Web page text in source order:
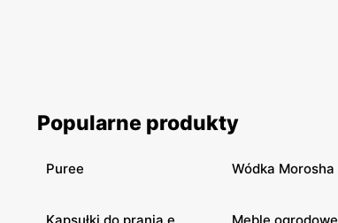
Popularne produkty
Puree Wódka Morosha